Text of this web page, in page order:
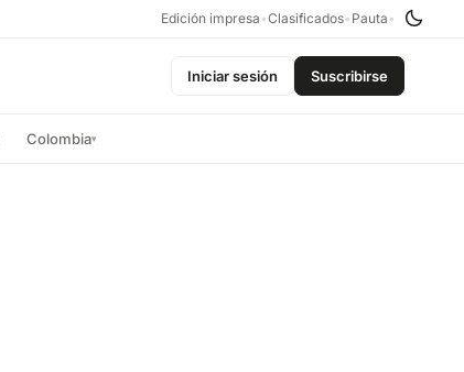
Edición impresa •Clasificados• Pauta •
Iniciar sesión Suscribirse
Colombia▾